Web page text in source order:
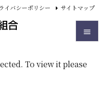

メニュ
イバシーポリシー サイトマップ
To view it please